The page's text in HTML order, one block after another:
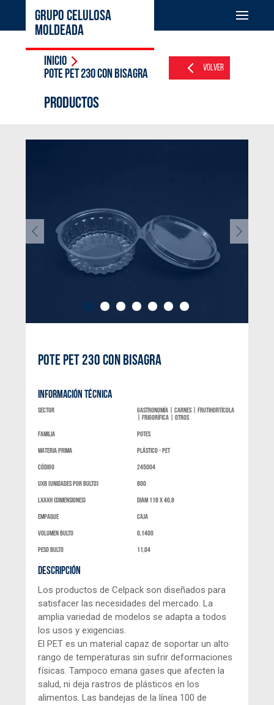
GRUPO CELULOSA
MOLDEADA
Inicio
Pote PET 230 con bisagra
Volver
PRODUCTOS
POTE PET 230 CON BISAGRA
INFORMACIÓN TÉCNICA
Sector
Gastronomía | Carnes | Frutihortícola
| Frigorífica | Otros
Familia Potes
materia prima Plástico - Pet
código 245004
UXB (unidades por bulto) 800
LxAXH (dimensiones) Diam 116 x 40,8
Empaque Caja
Volumen bulto 0,1400
peso bulto 11,04
DESCRIPCIÓN
Los productos de Celpack son diseñados para
satisfacer las necesidades del mercado. La
amplia variedad de modelos se adapta a todos
los usos y exigencias.
El PET es un material capaz de soportar un alto
rango de temperaturas sin sufrir deformaciones
físicas. Tampoco emana gases que afecten la
salud, ni deja rastros de plásticos en los
alimentos. Las bandejas de la línea 100 de